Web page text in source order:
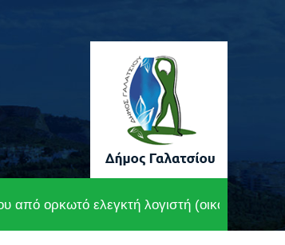
ορκωτό ελεγκτή λογιστή (οικονομικού